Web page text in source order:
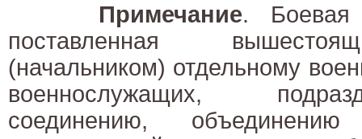
Примечание.
поставленная
(начальником) отдельному
военнослужащих,
соединению,